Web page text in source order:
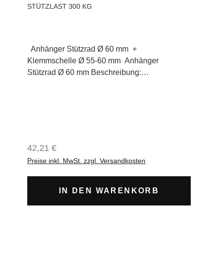
STÜTZLAST 300 KG
Anhänger Stützrad Ø 60 mm +
Klemmschelle Ø 55-60 mm Anhänger
Stützrad Ø 60 mm Beschreibung:
Regulärer Preis:
42,21 €
Preise inkl. MwSt. zzgl. Versandkosten
IN DEN WARENKORB